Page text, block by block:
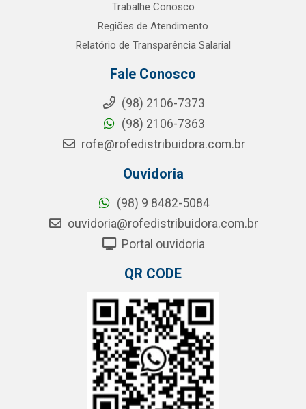
Trabalhe Conosco
Regiões de Atendimento
Relatório de Transparência Salarial
Fale Conosco
(98) 2106-7373
(98) 2106-7363
rofe@rofedistribuidora.com.br
Ouvidoria
(98) 9 8482-5084
ouvidoria@rofedistribuidora.com.br
Portal ouvidoria
QR CODE